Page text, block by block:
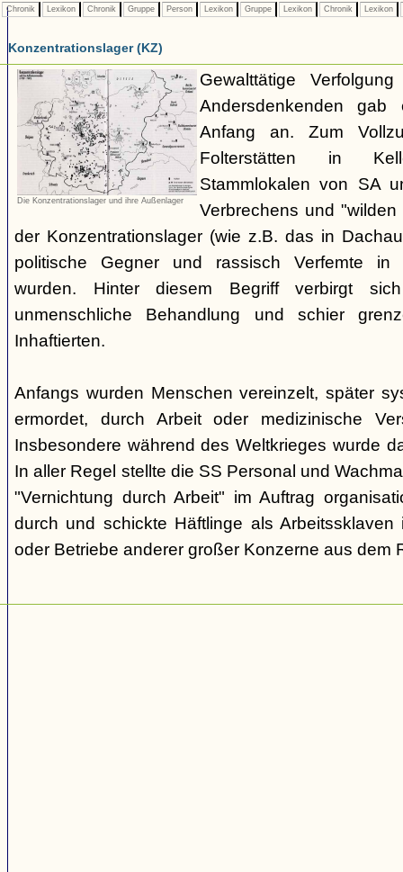
Chronik Lexikon Chronik Gruppe Person Lexikon Gruppe Lexikon Chronik Lexikon
Konzentrationslager (KZ)
Die Konzentrationslager und ihre Außenlager
Gewalttätige
Andersdenkenden
Anfang an. Zum
Folterstätten in
Stammlokalen von SA
Verbrechens und
der Konzentrationslager (wie z.B. das in
politische Gegner und rassisch Verfemte in
wurden. Hinter diesem Begriff verbirgt
unmenschliche Behandlung und schier
Inhaftierten.
Anfangs wurden Menschen vereinzelt, später
ermordet, durch Arbeit oder medizinische
Insbesondere während des Weltkrieges wurde
In aller Regel stellte die SS Personal und
"Vernichtung durch Arbeit" im Auftrag
durch und schickte Häftlinge als Arbeitssklaven
oder Betriebe anderer großer Konzerne aus dem